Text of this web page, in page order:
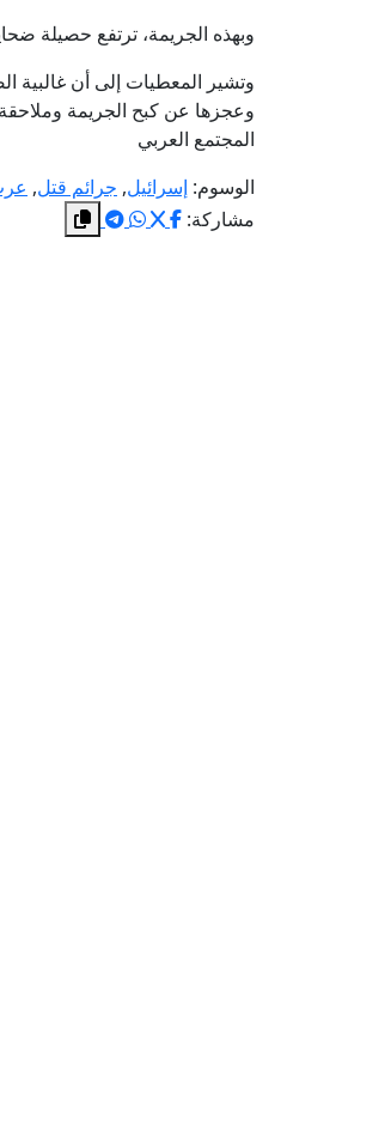
وبهذه الجريمة، ترتفع حصيلة ضحايا
وتشير المعطيات إلى أن غالبية
وعجزها عن كبح الجريمة
المجتمع العربي
الوسوم: إسرائيل, جرائم قتل,
مشاركة: